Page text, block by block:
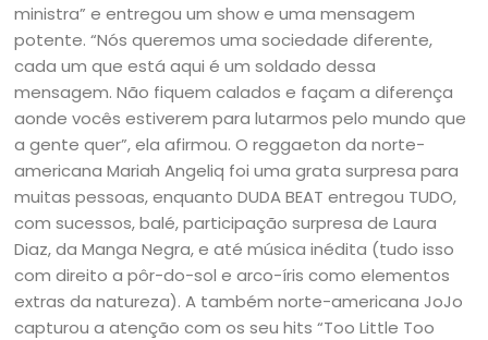
ministra” e entregou um show e uma mensagem
potente. “Nós queremos uma sociedade diferente,
cada um que está aqui é um soldado dessa
mensagem. Não fiquem calados e façam a diferença
aonde vocês estiverem para lutarmos pelo mundo que
a gente quer”, ela afirmou. O reggaeton da norte-
americana Mariah Angeliq foi uma grata surpresa para
muitas pessoas, enquanto DUDA BEAT entregou TUDO,
com sucessos, balé, participação surpresa de Laura
Diaz, da Manga Negra, e até música inédita (tudo isso
com direito a pôr-do-sol e arco-íris como elementos
extras da natureza). A também norte-americana JoJo
capturou a atenção com os seu hits “Too Little Too